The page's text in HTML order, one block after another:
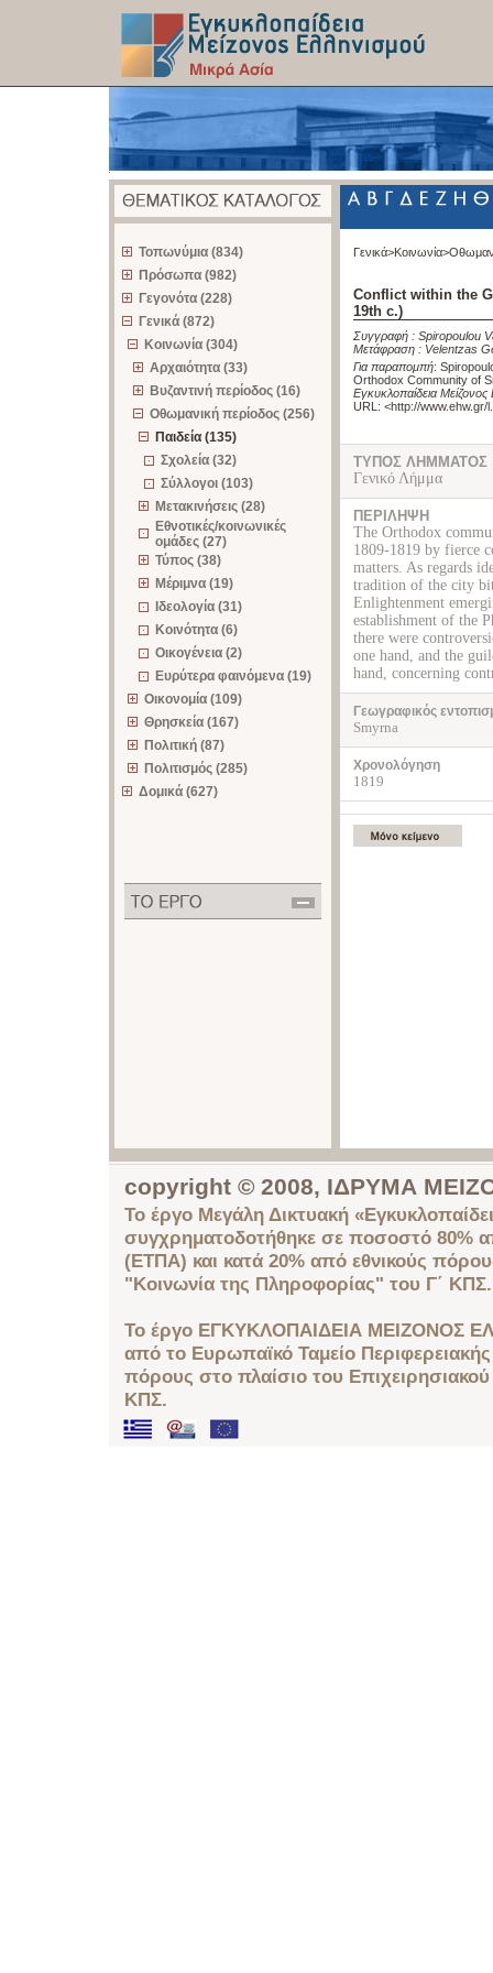
Τοπωνύμια (834)
Πρόσωπα (982)
Γεγονότα (228)
Γενικά (872)
Κοινωνία (304)
Αρχαιότητα (33)
Βυζαντινή περίοδος (16)
Οθωμανική περίοδος (256)
Παιδεία (135)
Σχολεία (32)
Σύλλογοι (103)
Μετακινήσεις (28)
Εθνοτικές/κοινωνικές
ομάδες (27)
Τύπος (38)
Μέριμνα (19)
Ιδεολογία (31)
Κοινότητα (6)
Οικογένεια (2)
Ευρύτερα φαινόμενα (19)
Οικονομία (109)
Θρησκεία (167)
Πολιτική (87)
Πολιτισμός (285)
Δομικά (627)
Γενικά>Κοινωνία>
Conflict within the
19th c.)
Συγγραφή : Spiropoulou
Μετάφραση : Velentzas
Για παραπομπή:
Orthodox Community of
Εγκυκλοπαίδεια
URL: <http://www.ehw.gr/
ΤΥΠΟΣ ΛΗΜΜΑΤΟΣ
Γενικό Λήμμα
ΠΕΡΙΛΗΨΗ
The Orthodox
1809-1819 by fierce
matters. As regards
tradition of the city
Enlightenment
establishment of the
there were
one hand, and the
hand, concerning
Γεωγραφικός
Smyrna
Χρονολόγηση
1819
copyright © 2008, ΙΔΡΥΜΑ
Το έργο Μεγάλη Δικτυακή
συγχρηματοδοτήθηκε σε ποσοστό 80%
(ΕΤΠΑ) και κατά 20% από εθνικούς
"Κοινωνία της Πληροφορίας" του Γ΄ ΚΠΣ.
Το έργο ΕΓΚΥΚΛΟΠΑΙΔΕΙΑ ΜΕΙΖΟΝΟΣ
από το Ευρωπαϊκό Ταμείο
πόρους στο πλαίσιο του
ΚΠΣ.